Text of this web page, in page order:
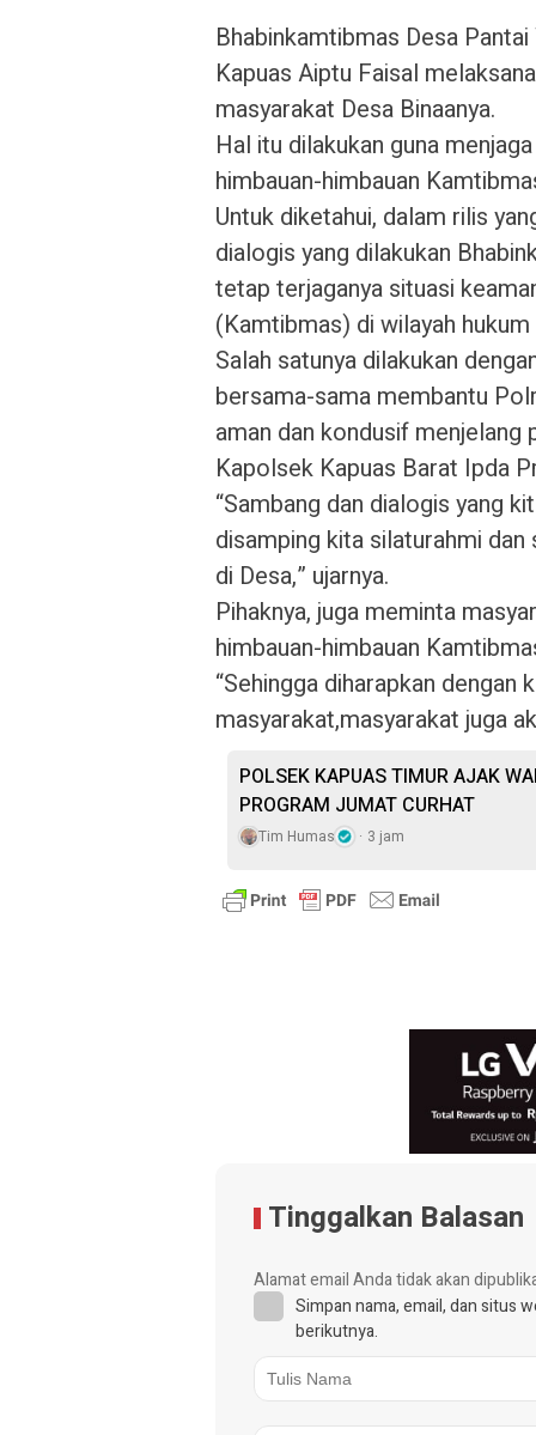
Bhabinkamtibmas Desa
Kapuas Aiptu Faisal
masyarakat Desa Binaanya.
Hal itu dilakukan guna
himbauan-himbauan
Untuk diketahui, dalam rilis
dialogis yang dilakukan
tetap terjaganya situasi
(Kamtibmas) di wilayah
Salah satunya dilakukan
bersama-sama membantu
aman dan kondusif menjelang
Kapolsek Kapuas Barat Ipda
“Sambang dan dialogis yang
disamping kita silaturahmi
di Desa,” ujarnya.
Pihaknya, juga meminta
himbauan-himbauan
“Sehingga diharapkan
masyarakat,masyarakat juga
POLSEK KAPUAS TIMUR AJAK
PROGRAM JUMAT CURHAT
Tim Humas 3 jam
Tinggalkan Balasan
Alamat email Anda tidak akan
Simpan nama, email, dan situs
berikutnya.